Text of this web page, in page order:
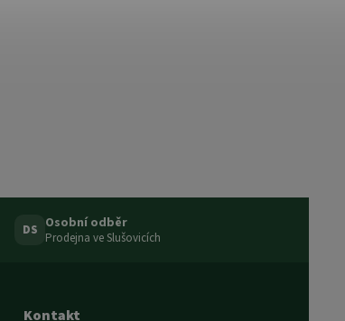
DS Osobní odběr
Prodejna ve Slušovicích
Kontakt